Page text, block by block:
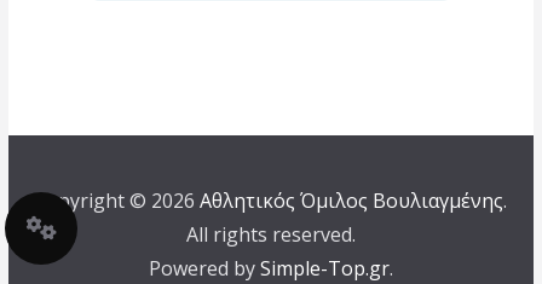
Copyright © 2026Αθλητικός Όμιλος Βουλιαγμένης.
All rights reserved.
Powered bySimple-Top.gr.